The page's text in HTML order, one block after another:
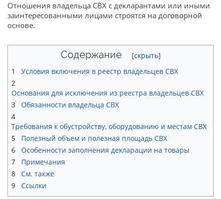
Отношения владельца СВХ с декларантами или иными
заинтересованными лицами строятся на договорной
основе.
Содержание
1
Условия включения в реестр владельцев СВХ
2
Основания для исключения из реестра владельцев СВХ
3
Обязанности владельца СВХ
4
Требования к обустройству, оборудованию и местам СВХ
5
Полезный объем и полезная площадь СВХ
6
Особенности заполнения декларации на товары
7
Примечания
8
См. также
9
Ссылки